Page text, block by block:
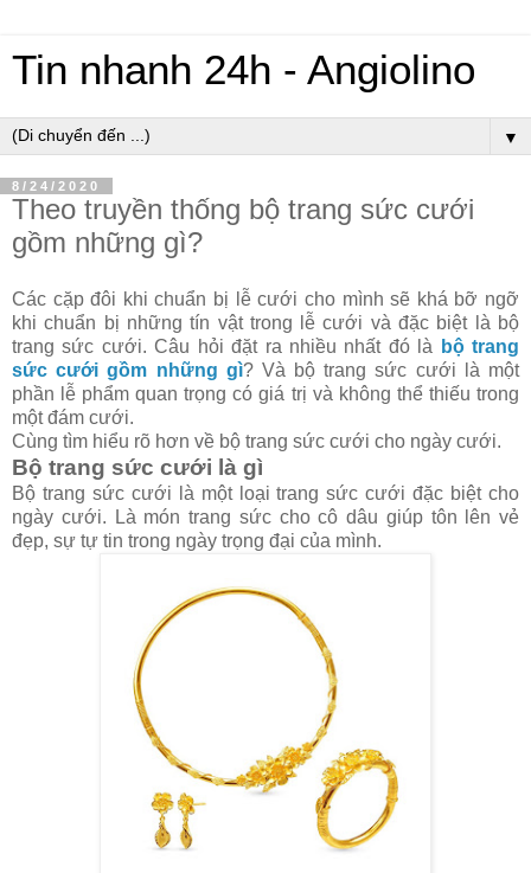
Tin nhanh 24h - Angiolino
▼
8/24/2020
Theo truyền thống bộ trang sức cưới
gồm những gì?
Các cặp đôi khi chuẩn bị lễ cưới cho mình sẽ khá bỡ ngỡ
khi chuẩn bị những tín vật trong lễ cưới và đặc biệt là bộ
trang sức cưới. Câu hỏi đặt ra nhiều nhất đó là
bộ trang
sức cưới gồm những gì? Và bộ trang sức cưới là một
phần lễ phẩm quan trọng có giá trị và không thể thiếu trong
một đám cưới.
Cùng tìm hiểu rõ hơn về bộ trang sức cưới cho ngày cưới.
Bộ trang sức cưới là gì
Bộ trang sức cưới là một loại trang sức cưới đặc biệt cho
ngày cưới. Là món trang sức cho cô dâu giúp tôn lên vẻ
đẹp, sự tự tin trong ngày trọng đại của mình.